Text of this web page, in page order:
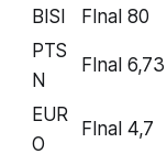
BISI FInal 80
PTS
N
FInal 6,73
EUR
O
FInal 4,7